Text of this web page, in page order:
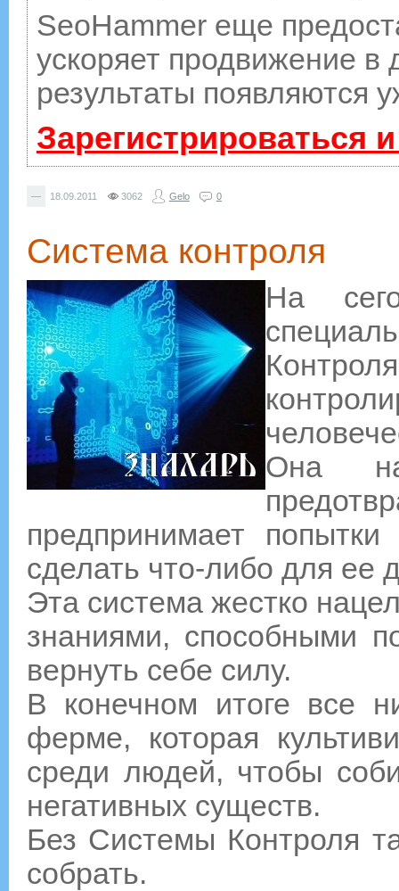
SeoHammer еще
ускоряет продвижение в
результаты появляются
Зарегистрироваться
— 18.09.2011 3062 Gelo 0
Система контроля
На
Она
предпринимает
сделать что-либо для ее
Эта система жестко
знаниями, способными
вернуть себе силу.
В конечном итоге все
ферме, которая
среди людей, чтобы
негативных существ.
Без Системы Контроля
собрать.